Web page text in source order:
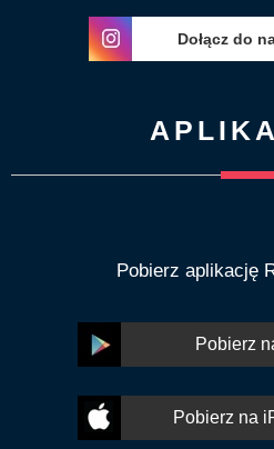
Dołącz do
Pobierz aplikację
Pobierz
Pobierz na